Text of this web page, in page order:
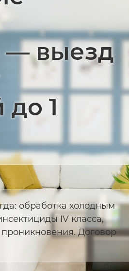
— выезд
до 1
обработка холодным
IV класса,
Договор